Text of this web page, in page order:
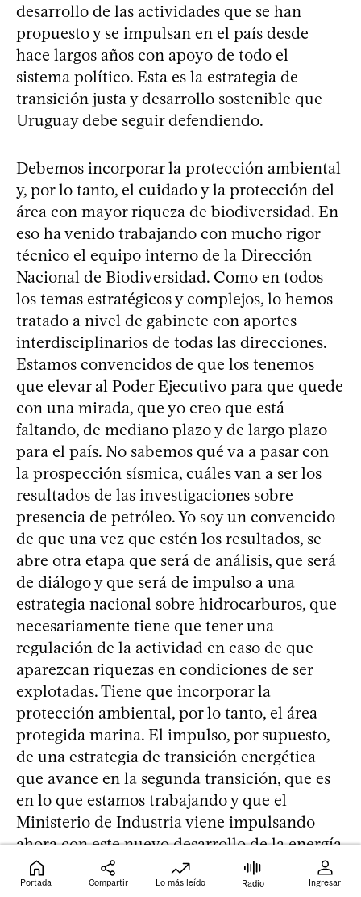
desarrollo de las actividades que se han
propuesto y se impulsan en el país desde
hace largos años con apoyo de todo el
sistema político. Esta es la estrategia de
transición justa y desarrollo sostenible que
Uruguay debe seguir defendiendo.
Debemos incorporar la protección ambiental
y, por lo tanto, el cuidado y la protección del
área con mayor riqueza de biodiversidad. En
eso ha venido trabajando con mucho rigor
técnico el equipo interno de la Dirección
Nacional de Biodiversidad. Como en todos
los temas estratégicos y complejos, lo hemos
tratado a nivel de gabinete con aportes
interdisciplinarios de todas las direcciones.
Estamos convencidos de que los tenemos
que elevar al Poder Ejecutivo para que quede
con una mirada, que yo creo que está
faltando, de mediano plazo y de largo plazo
para el país. No sabemos qué va a pasar con
la prospección sísmica, cuáles van a ser los
resultados de las investigaciones sobre
presencia de petróleo. Yo soy un convencido
de que una vez que estén los resultados, se
abre otra etapa que será de análisis, que será
de diálogo y que será de impulso a una
estrategia nacional sobre hidrocarburos, que
necesariamente tiene que tener una
regulación de la actividad en caso de que
aparezcan riquezas en condiciones de ser
explotadas. Tiene que incorporar la
protección ambiental, por lo tanto, el área
protegida marina. El impulso, por supuesto,
de una estrategia de transición energética
que avance en la segunda transición, que es
en lo que estamos trabajando y que el
Ministerio de Industria viene impulsando
ahora con este nuevo desarrollo de la energía
solar, con la movilidad eléctrica; ese es el
camino que defendemos. Si se da que
Portada Compartir Lo más leído Radio Ingresar